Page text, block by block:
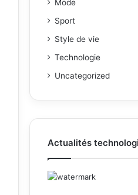
Mode
Sport
Style de vie
Technologie
Uncategorized
Actualités